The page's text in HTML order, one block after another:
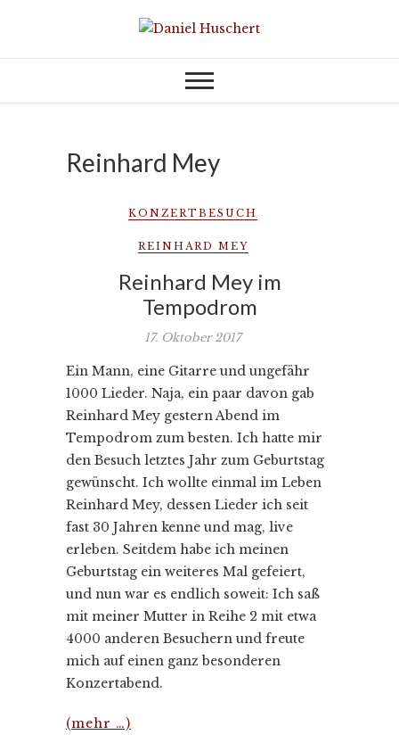
content
Daniel Huschert
Reinhard Mey
KONZERTBESUCH
REINHARD MEY
Reinhard Mey im
Tempodrom
17. Oktober 2017
Ein Mann, eine Gitarre und ungefähr
1000 Lieder. Naja, ein paar davon gab
Reinhard Mey gestern Abend im
Tempodrom zum besten. Ich hatte mir
den Besuch letztes Jahr zum Geburtstag
gewünscht. Ich wollte einmal im Leben
Reinhard Mey, dessen Lieder ich seit
fast 30 Jahren kenne und mag, live
erleben. Seitdem habe ich meinen
Geburtstag ein weiteres Mal gefeiert,
und nun war es endlich soweit: Ich saß
mit meiner Mutter in Reihe 2 mit etwa
4000 anderen Besuchern und freute
mich auf einen ganz besonderen
Konzertabend.
(mehr …)